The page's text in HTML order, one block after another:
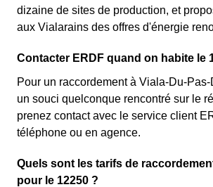
dizaine de sites de production, et
aux Vialarains des offres d'énergie
Contacter ERDF quand on habite le
Pour un raccordement à Viala-Du-
un souci quelconque rencontré sur le
prenez contact avec le service client
téléphone ou en agence.
Quels sont les tarifs de
pour le 12250 ?